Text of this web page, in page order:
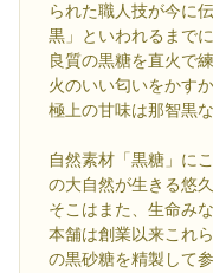
られた職人技が今に
黒」といわれるまで
良質の黒糖を直火で
火のいい匂いをかす
極上の甘味は那智黒
自然素材「黒糖」に
の大自然が生きる悠
そこはまた、生命み
本舗は創業以来これ
の黒砂糖を精製して参